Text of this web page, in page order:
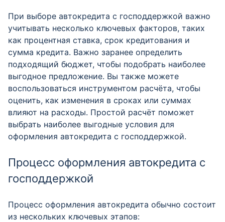
При выборе автокредита с господдержкой важно
учитывать несколько ключевых факторов, таких
как процентная ставка, срок кредитования и
сумма кредита. Важно заранее определить
подходящий бюджет, чтобы подобрать наиболее
выгодное предложение. Вы также можете
воспользоваться инструментом расчёта, чтобы
оценить, как изменения в сроках или суммах
влияют на расходы. Простой расчёт поможет
выбрать наиболее выгодные условия для
оформления автокредита с господдержкой.
Процесс оформления автокредита с
господдержкой
Процесс оформления автокредита обычно состоит
из нескольких ключевых этапов: